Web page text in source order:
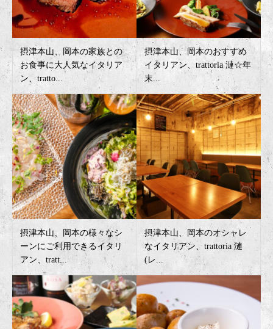
摂津本山、岡本の家族との
お食事に大人気なイタリア
ン、tratto...
摂津本山、岡本のおすすめ
イタリアン、trattoria 漣☆年
末...
摂津本山、岡本の様々なシ
ーンにご利用できるイタリ
アン、tratt...
摂津本山、岡本のオシャレ
なイタリアン、trattoria 漣
(レ...